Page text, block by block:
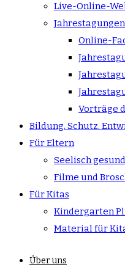
Live-Online-
Online-
Vorträge
Bildung. Schutz.
Für Eltern
Seelisch
Filme und
Für Kitas
Kindergarten
Material für
Über uns